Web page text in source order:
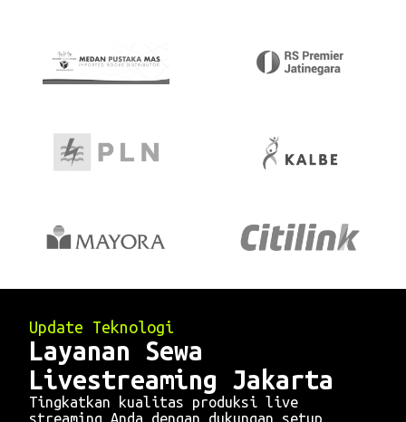
Update Teknologi
Layanan Sewa
Livestreaming Jakarta
Tingkatkan kualitas produksi live